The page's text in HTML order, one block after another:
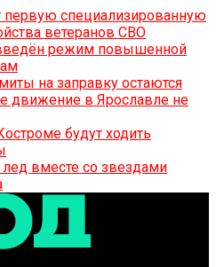
первую специализированную
ветеранов СВО
режим повышенной
на заправку остаются
движение в Ярославле не
будут ходить
вместе со звездами